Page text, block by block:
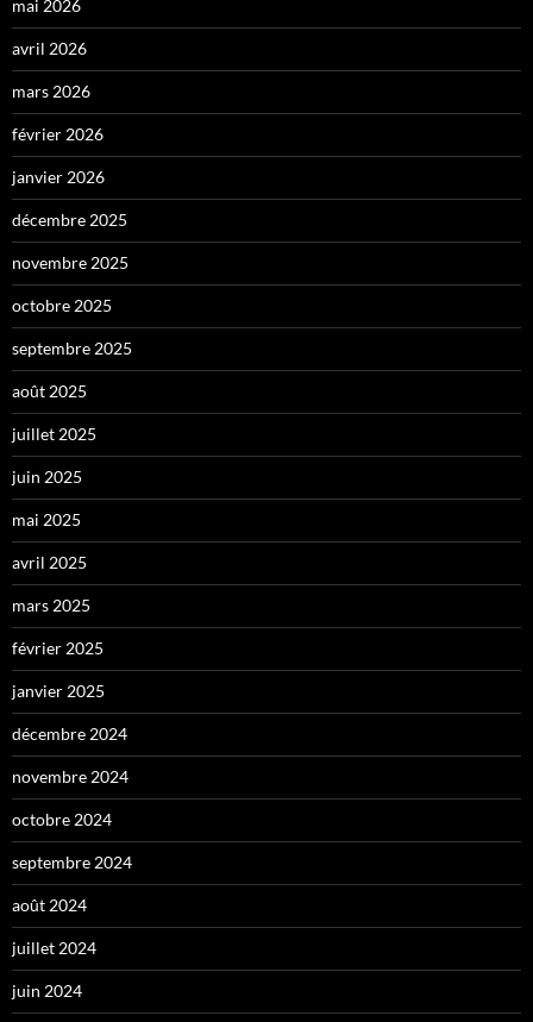
mai 2026
avril 2026
mars 2026
février 2026
janvier 2026
décembre 2025
novembre 2025
octobre 2025
septembre 2025
août 2025
juillet 2025
juin 2025
mai 2025
avril 2025
mars 2025
février 2025
janvier 2025
décembre 2024
novembre 2024
octobre 2024
septembre 2024
août 2024
juillet 2024
juin 2024